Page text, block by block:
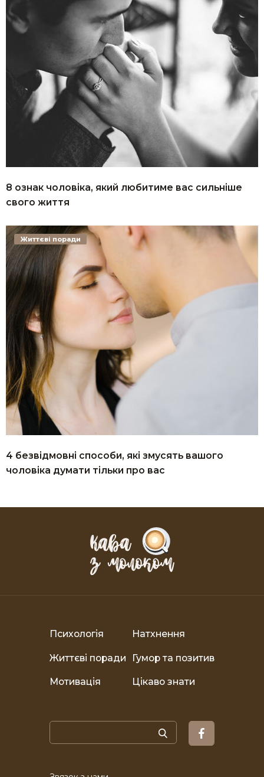
8 ознак чоловіка, який любитиме вас сильніше
свого життя
4 безвідмовні способи, які змусять вашого
чоловіка думати тільки про вас
Життєві поради
Психологія Натхнення
Життєві поради Гумор та позитив
Мотивація Цікаво знати